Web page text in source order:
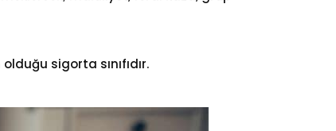
sigorta sınıfıdır.